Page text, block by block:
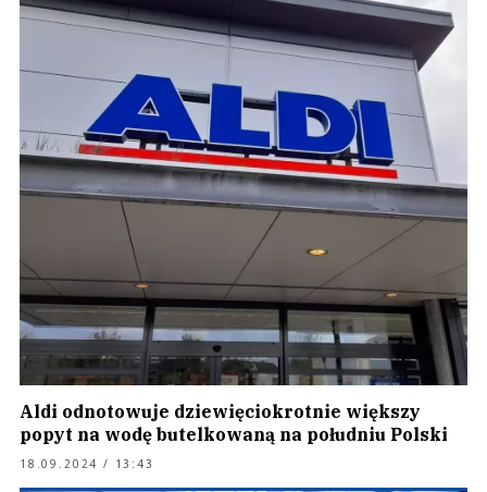
Aldi odnotowuje dziewięciokrotnie większy
popyt na wodę butelkowaną na południu Polski
18.09.2024 / 13:43